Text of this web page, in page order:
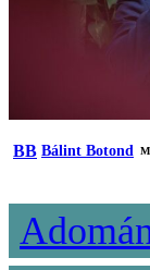
BB Bálint Botond